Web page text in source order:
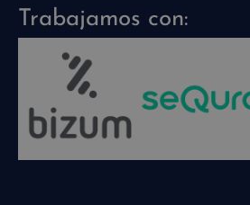
Trabajamos con: